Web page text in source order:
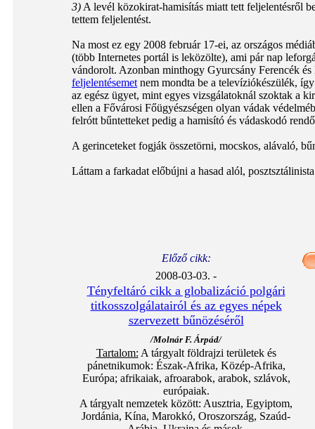
3) A levél közokirat-hamisítás miatt tett feljelentésről
tettem feljelentést.
Na most ez egy 2008 február 17-ei, az országos
(több Internetes portál is leközölte), ami pár nap
vándorolt. Azonban minthogy Gyurcsány Ferencék
feljelentésemet nem mondta be a televíziókészülék,
az egész ügyet, mint egyes vizsgálatoknál szoktak a
ellen a Fővárosi Főügyészségen olyan vádak
felrótt bűntetteket pedig a hamisító és vádaskodó
A gerinceteket fogják összetörni, mocskos, alávaló,
Láttam a farkadat előbújni a hasad alól,
Előző cikk:
2008-03-03. -
Tényfeltáró cikk a globalizáció polgári
titkosszolgálatairól és az egyes népek
szervezett bűnözéséről
/Molnár F. Árpád/
Tartalom: A tárgyalt földrajzi területek és
pánetnikumok: Észak-Afrika, Közép-Afrika,
Európa; afrikaiak, afroarabok, arabok, szlávok,
európaiak.
A tárgyalt nemzetek között: Ausztria, Egyiptom,
Jordánia, Kína, Marokkó, Oroszország, Szaúd-